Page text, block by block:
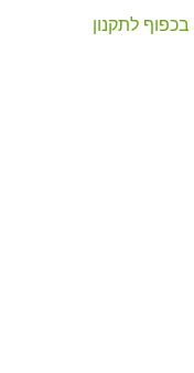
בכפוף לתקנון